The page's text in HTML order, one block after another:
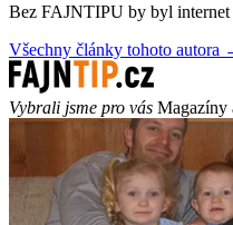
Bez FAJNTIPU by byl internet
Všechny články tohoto autora
Vybrali jsme pro vás Magazíny